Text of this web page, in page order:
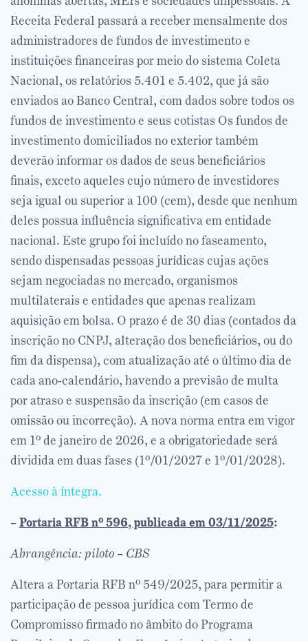
Receita Federal passará a receber mensalmente dos
administradores de fundos de investimento e
instituições financeiras por meio do sistema Coleta
Nacional, os relatórios 5.401 e 5.402, que já são
enviados ao Banco Central, com dados sobre todos os
fundos de investimento e seus cotistas Os fundos de
investimento domiciliados no exterior também
deverão informar os dados de seus beneficiários
finais, exceto aqueles cujo número de investidores
seja igual ou superior a 100 (cem), desde que nenhum
deles possua influência significativa em entidade
nacional. Este grupo foi incluído no faseamento,
sendo dispensadas pessoas jurídicas cujas ações
sejam negociadas no mercado, organismos
multilaterais e entidades que apenas realizam
aquisição em bolsa. O prazo é de 30 dias (contados da
inscrição no CNPJ, alteração dos beneficiários, ou do
fim da dispensa), com atualização até o último dia de
cada ano-calendário, havendo a previsão de multa
por atraso e suspensão da inscrição (em casos de
omissão ou incorreção). A nova norma entra em vigor
em 1º de janeiro de 2026, e a obrigatoriedade será
dividida em duas fases (1º/01/2027 e 1º/01/2028).
Acesso à íntegra.
– Portaria RFB nº 596, publicada em 03/11/2025:
Abrangência: piloto – CBS
Altera a Portaria RFB nº 549/2025, para permitir a
participação de pessoa jurídica com Termo de
Compromisso firmado no âmbito do Programa